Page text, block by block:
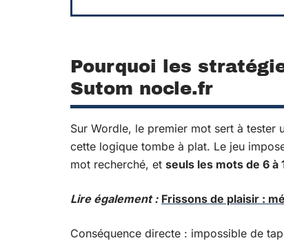
Pourquoi les
Sutom nocle.fr
Sur Wordle, le premier mot sert à tester
cette logique tombe à plat. Le jeu
mot recherché, et seuls les mots de 6
Lire également : Frissons de plaisir :
Conséquence directe : impossible de